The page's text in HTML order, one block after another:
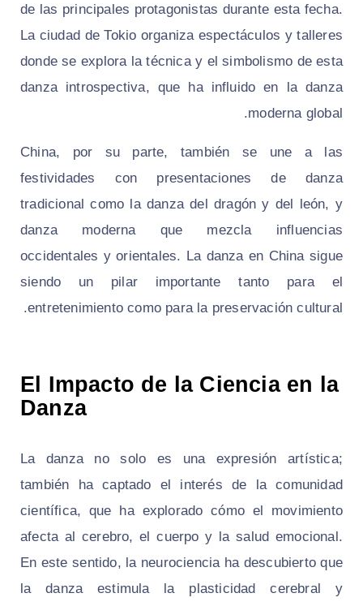
de las principales protagonistas durante esta fecha.
La ciudad de Tokio organiza espectáculos y talleres
donde se explora la técnica y el simbolismo de esta
danza introspectiva, que ha influido en la danza
moderna global.
China, por su parte, también se une a las
festividades con presentaciones de danza
tradicional como la danza del dragón y del león, y
danza moderna que mezcla influencias
occidentales y orientales. La danza en China sigue
siendo un pilar importante tanto para el
entretenimiento como para la preservación cultural.
El Impacto de la Ciencia en la
Danza
La danza no solo es una expresión artística;
también ha captado el interés de la comunidad
científica, que ha explorado cómo el movimiento
afecta al cerebro, el cuerpo y la salud emocional.
En este sentido, la neurociencia ha descubierto que
la danza estimula la plasticidad cerebral y